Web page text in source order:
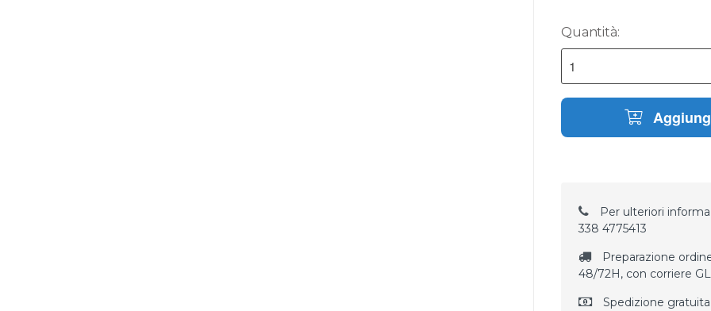
Quantità:
Per ulteriori
338 4775413
Preparazione
48/72H, con corriere
Spedizione